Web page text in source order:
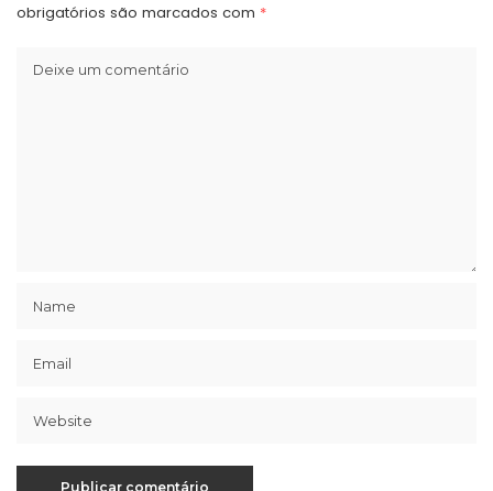
obrigatórios são marcados com *